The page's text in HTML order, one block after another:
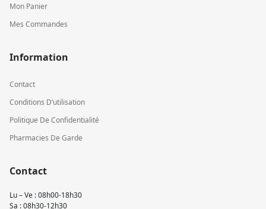
Mon Panier
Mes Commandes
Information
Contact
Conditions D’utilisation
Politique De Confidentialité
Pharmacies De Garde
Contact
Lu – Ve : 08h00-18h30
Sa : 08h30-12h30